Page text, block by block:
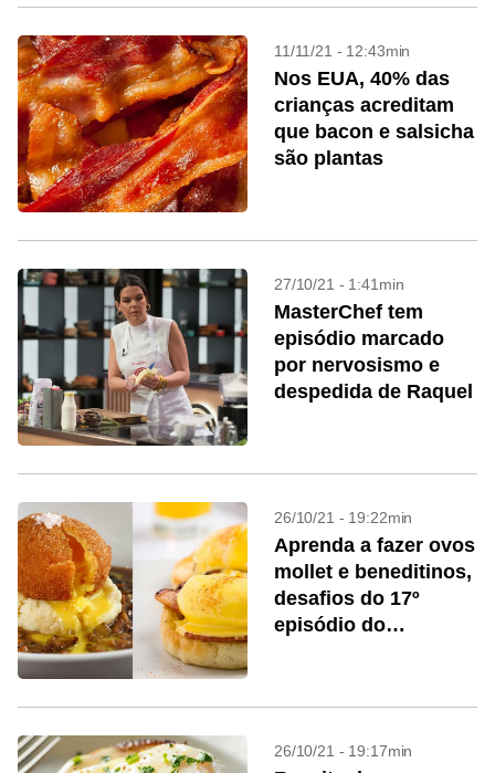
11/11/21 - 12:43min
Nos EUA, 40% das
crianças acreditam
que bacon e salsicha
são plantas
27/10/21 - 1:41min
MasterChef tem
episódio marcado
por nervosismo e
despedida de Raquel
26/10/21 - 19:22min
Aprenda a fazer ovos
mollet e beneditinos,
desafios do 17º
episódio do
26/10/21 - 19:17min